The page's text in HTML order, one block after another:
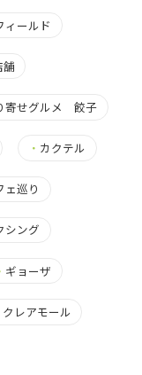
ィールド
舗
寄せグルメ 餃子
・ カクテル
ェ巡り
シング
ギョーザ
クレアモール